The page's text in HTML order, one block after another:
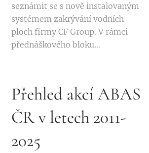
seznámit se s nově instalovaným
systémem zakrývání vodních
ploch firmy CF Group. V rámci
přednáškového bloku...
Přehled akcí ABAS
ČR v letech 2011-
2025